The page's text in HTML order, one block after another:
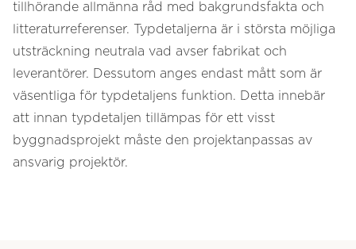
tillhörande allmänna råd med bakgrundsfakta och
litteraturreferenser. Typdetaljerna är i största möjliga
utsträckning neutrala vad avser fabrikat och
leverantörer. Dessutom anges endast mått som är
väsentliga för typdetaljens funktion. Detta innebär
att innan typdetaljen tillämpas för ett visst
byggnadsprojekt måste den projektanpassas av
ansvarig projektör.